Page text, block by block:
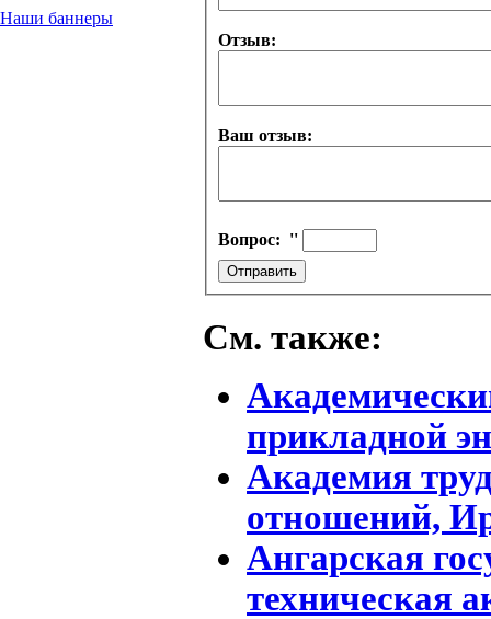
Наши баннеры
Отзыв:
Ваш отзыв:
Вопрос: ''
См. также:
прикладной
Академия
отношений,
Ангарская
техническая